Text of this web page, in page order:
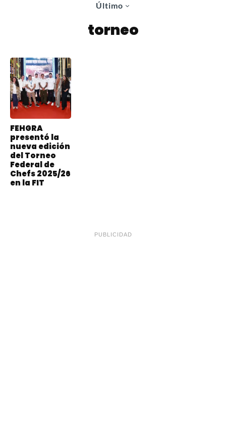
Último
torneo
FEHGRA
presentó la
nueva edición
del Torneo
Federal de
Chefs 2025/26
en la FIT
PUBLICIDAD